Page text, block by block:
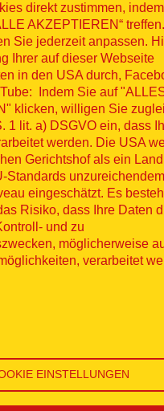
direkt zustimmen,
AKZEPTIEREN“
Sie jederzeit anpassen.
Ihrer auf dieser Webseite
in den USA durch,
Indem Sie auf
klicken, willigen Sie
1 lit. a) DSGVO ein, dass
werden. Die USA
Gerichtshof als ein
Standards unzureichendem
eingeschätzt. Es
Risiko, dass Ihre Daten
und zu
möglicherweise
verarbeitet
EINSTELLUNGEN